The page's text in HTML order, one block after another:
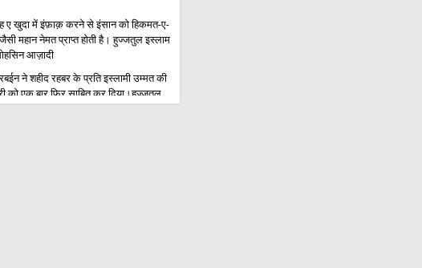
ए खुदा में इंफ़ाक़ करने से इंसान को हिकमत-ए-
महान नेमत प्राप्त होती है। हुज्जतुल इस्लाम
आज़ादी
ने शहीद रहबर के प्रति इस्लामी उम्मत की
को एक बार फिर साबित कर दिया।हुज्जतुल